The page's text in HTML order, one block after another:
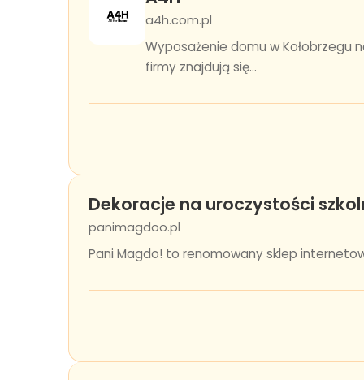
a4h.com.pl
Wyposażenie domu w Kołobrzegu
firmy znajdują się...
Dekoracje na uroczystości
panimagdoo.pl
Pani Magdo! to renomowany sklep